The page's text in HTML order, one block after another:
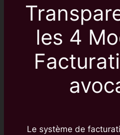
les 4
Le système de